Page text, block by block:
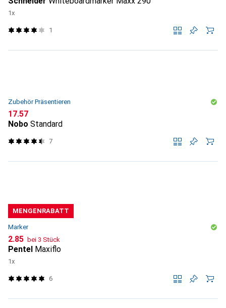
1x
1
Zubehör Präsentieren
CHF
17.57
Nobo Standard
7
MENGENRABATT
Marker
CHF
2.85 bei 3 Stück
Pentel Maxiflo
1x
6